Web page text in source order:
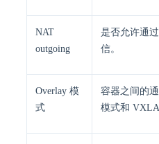
NAT
outgoing
是否允许通
信。
Overlay 模
式
容器之间的
模式和